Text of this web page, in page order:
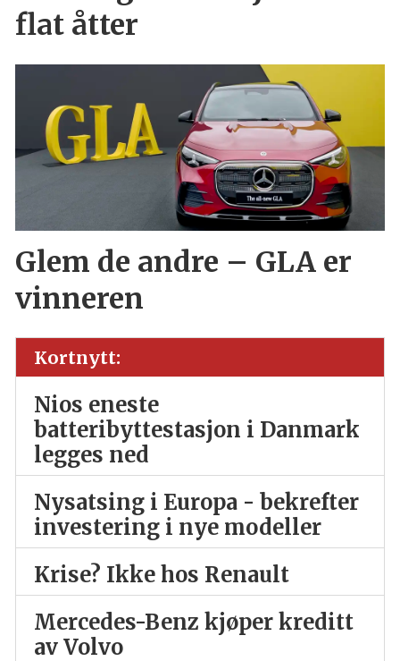
flat åtter
Glem de andre – GLA er
vinneren
Kortnytt:
Nios eneste
batteribyttestasjon i Danmark
legges ned
Nysatsing i Europa - bekrefter
investering i nye modeller
Krise? Ikke hos Renault
Mercedes-Benz kjøper kreditt
av Volvo